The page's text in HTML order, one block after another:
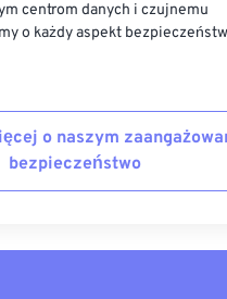
centrom danych i czujnemu
o każdy aspekt
o naszym
bezpieczeństwo